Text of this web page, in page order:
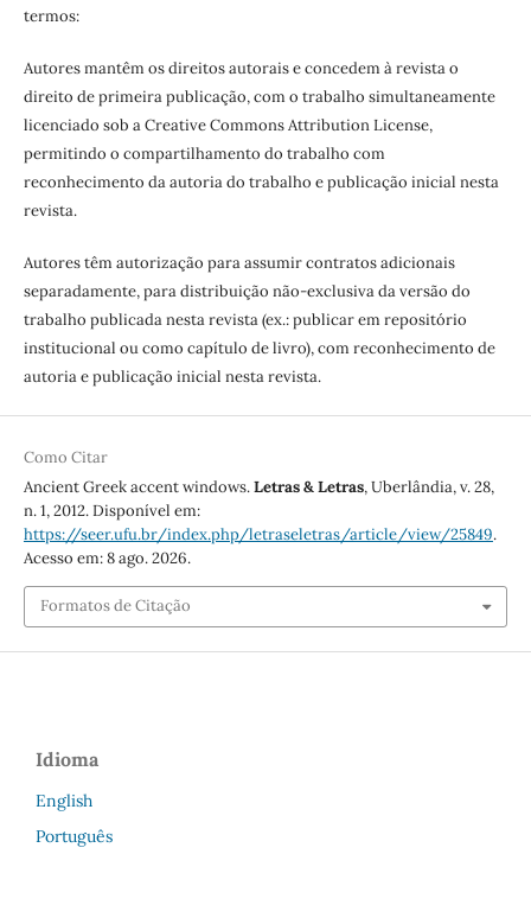
termos:
Autores mantêm os direitos autorais e concedem à revista o
direito de primeira publicação, com o trabalho simultaneamente
licenciado sob a Creative Commons Attribution License,
permitindo o compartilhamento do trabalho com
reconhecimento da autoria do trabalho e publicação inicial nesta
revista.
Autores têm autorização para assumir contratos adicionais
separadamente, para distribuição não-exclusiva da versão do
trabalho publicada nesta revista (ex.: publicar em repositório
institucional ou como capítulo de livro), com reconhecimento de
autoria e publicação inicial nesta revista.
Como Citar
Ancient Greek accent windows.Letras & Letras, Uberlândia, v. 28,
n. 1, 2012. Disponível em:
https://seer.ufu.br/index.php/letraseletras/article/view/25849.
Acesso em: 8 ago. 2026.
Formatos de Citação
Idioma
English
Português